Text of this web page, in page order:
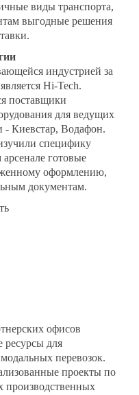
виды транспорта,
выгодные решения
индустрией за
Hi-Tech.
поставщики
для ведущих
- Киевстар, Водафон.
специфику
готовые
оформлению,
документам.
офисов
ресурсы для
перевозок.
проекты по
производственных